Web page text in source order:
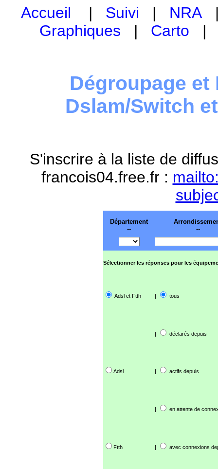
Accueil | Suivi | NRA
Graphiques | Carto
Dégroupage et
Dslam/Switch
S'inscrire à la liste de
francois04.free.fr :
Département
--
--
Sélectionner les réponses pour les
Adsl et Ftth | tous
| déclarés depuis
Adsl | actifs depuis
| en attente de
Ftth | avec connexions